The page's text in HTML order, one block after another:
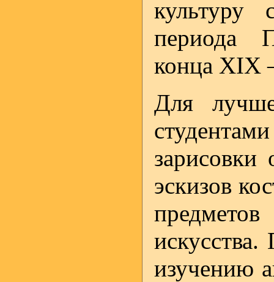
культуру
периода
конца XIX
Для
зарисовки
эскизов
искусства.
изучению